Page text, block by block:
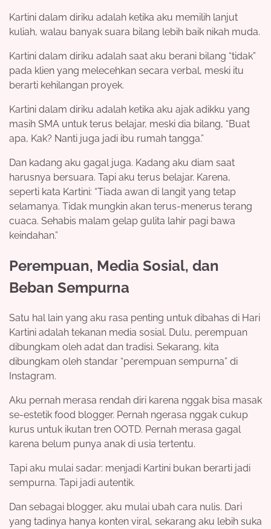
Kartini dalam diriku adalah ketika aku memilih lanjut
kuliah, walau banyak suara bilang lebih baik nikah muda.
Kartini dalam diriku adalah saat aku berani bilang “tidak”
pada klien yang melecehkan secara verbal, meski itu
berarti kehilangan proyek.
Kartini dalam diriku adalah ketika aku ajak adikku yang
masih SMA untuk terus belajar, meski dia bilang, “Buat
apa, Kak? Nanti juga jadi ibu rumah tangga.”
Dan kadang aku gagal juga. Kadang aku diam saat
harusnya bersuara. Tapi aku terus belajar. Karena,
seperti kata Kartini: “Tiada awan di langit yang tetap
selamanya. Tidak mungkin akan terus-menerus terang
cuaca. Sehabis malam gelap gulita lahir pagi bawa
keindahan.”
Perempuan, Media Sosial, dan
Beban Sempurna
Satu hal lain yang aku rasa penting untuk dibahas di Hari
Kartini adalah tekanan media sosial. Dulu, perempuan
dibungkam oleh adat dan tradisi. Sekarang, kita
dibungkam oleh standar “perempuan sempurna” di
Instagram.
Aku pernah merasa rendah diri karena nggak bisa masak
se-estetik food blogger. Pernah ngerasa nggak cukup
kurus untuk ikutan tren OOTD. Pernah merasa gagal
karena belum punya anak di usia tertentu.
Tapi aku mulai sadar: menjadi Kartini bukan berarti jadi
sempurna. Tapi jadi autentik.
Dan sebagai blogger, aku mulai ubah cara nulis. Dari
yang tadinya hanya konten viral, sekarang aku lebih suka